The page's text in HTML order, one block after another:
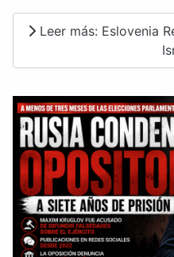
Leer más: Eslovenia